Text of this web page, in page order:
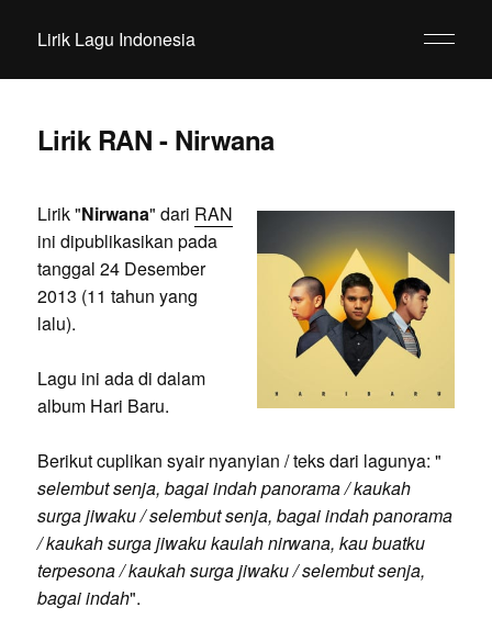
Lirik Lagu Indonesia
Lirik RAN - Nirwana
Lirik "Nirwana" dari RAN
ini dipublikasikan pada
tanggal 24 Desember
2013 (11 tahun yang
lalu).
Lagu ini ada di dalam
album Hari Baru.
Berikut cuplikan syair nyanyian / teks dari lagunya: "
selembut senja, bagai indah panorama / kaukah
surga jiwaku / selembut senja, bagai indah panorama
/ kaukah surga jiwaku kaulah nirwana, kau buatku
terpesona / kaukah surga jiwaku / selembut senja,
bagai indah".